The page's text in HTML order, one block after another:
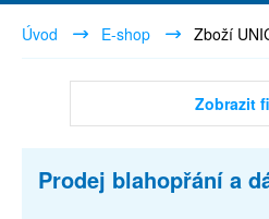
Úvod E-shop Zboží
Zobrazit
Prodej blahopřání a